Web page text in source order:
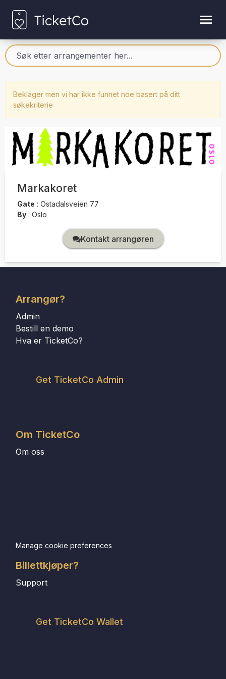
Beklager men vi har ikke funnet noe basert på ditt
søkekriterie
Markakoret
Gate : Ostadalsveien 77
By : Oslo
Kontakt arrangøren
Arrangør?
Admin
Bestill en demo
Hva er TicketCo?
Get TicketCo Admin
Om TicketCo
Om oss
Manage cookie preferences
Billettkjøper?
Support
Get TicketCo Wallet